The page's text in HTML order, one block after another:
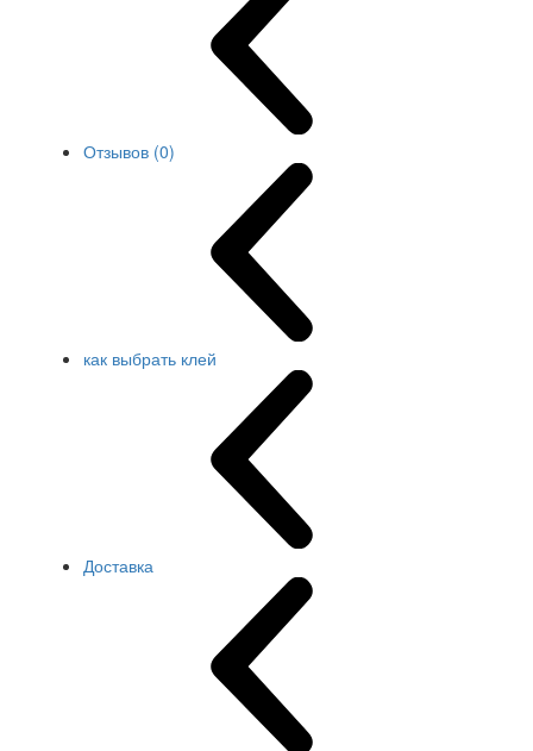
Отзывов (0)
как выбрать клей
Доставка